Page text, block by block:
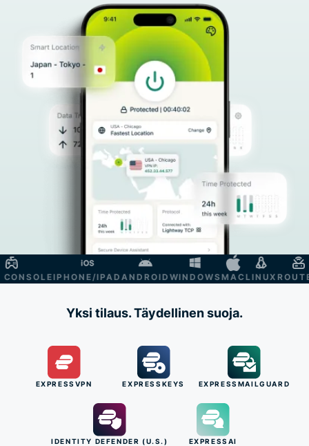
IPHONE/IPADANDROIDWINDOWSMACLINUXROUTER
Yksi tilaus. Täydellinen suoja.
EXPRESSVPN EXPRESSKEYS EXPRESSMAILGUARD
IDENTITY DEFENDER (U.S.) EXPRESSAI